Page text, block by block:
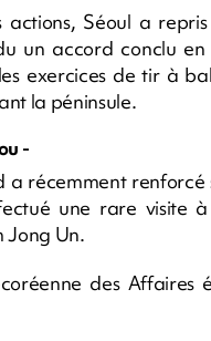
actions, Séoul a
un accord conclu
exercices de tir à
la péninsule.
-
a récemment renforcé
une rare visite
Jong Un.
des Affaires